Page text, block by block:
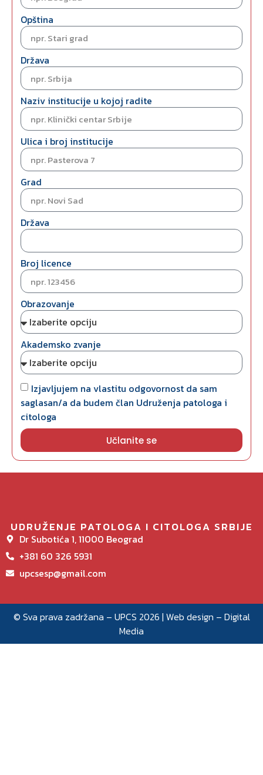
Opština
Država
Naziv institucije u kojoj radite
Ulica i broj institucije
Grad
Država
Broj licence
Obrazovanje
Akademsko zvanje
Izjavljujem na vlastitu odgovornost da sam
saglasan/a da budem član Udruženja patologa i
citologa
Učlanite se
UDRUŽENJE PATOLOGA I CITOLOGA SRBIJE
Dr Subotića 1, 11000 Beograd
+381 60 326 5931
upcsesp@gmail.com
© Sva prava zadržana – UPCS 2026 | Web design – Digital
Media